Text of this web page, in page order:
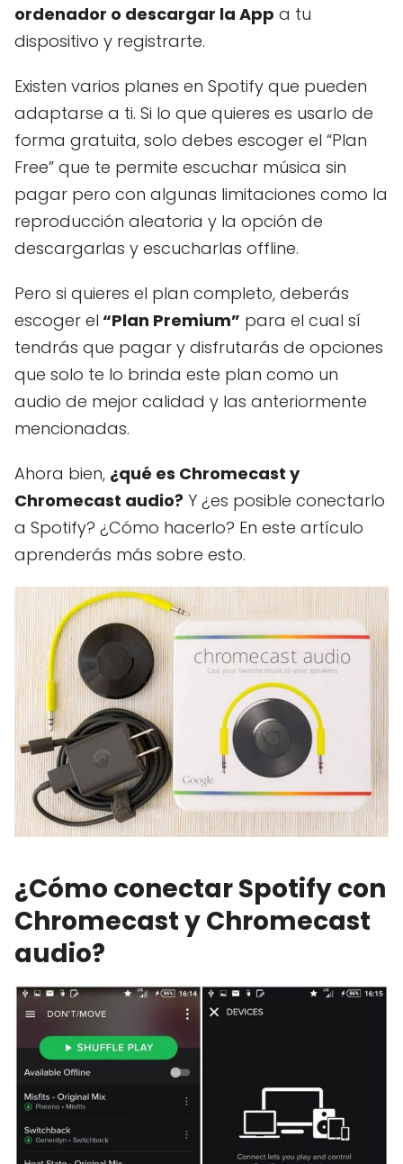
ordenador o descargar la App a tu
dispositivo y registrarte.
Existen varios planes en Spotify que pueden
adaptarse a ti. Si lo que quieres es usarlo de
forma gratuita, solo debes escoger el “Plan
Free” que te permite escuchar música sin
pagar pero con algunas limitaciones como la
reproducción aleatoria y la opción de
descargarlas y escucharlas offline.
Pero si quieres el plan completo, deberás
escoger el “Plan Premium” para el cual sí
tendrás que pagar y disfrutarás de opciones
que solo te lo brinda este plan como un
audio de mejor calidad y las anteriormente
mencionadas.
Ahora bien, ¿qué es Chromecast y
Chromecast audio? Y ¿es posible conectarlo
a Spotify? ¿Cómo hacerlo? En este artículo
aprenderás más sobre esto.
¿Cómo conectar Spotify con
Chromecast y Chromecast
audio?